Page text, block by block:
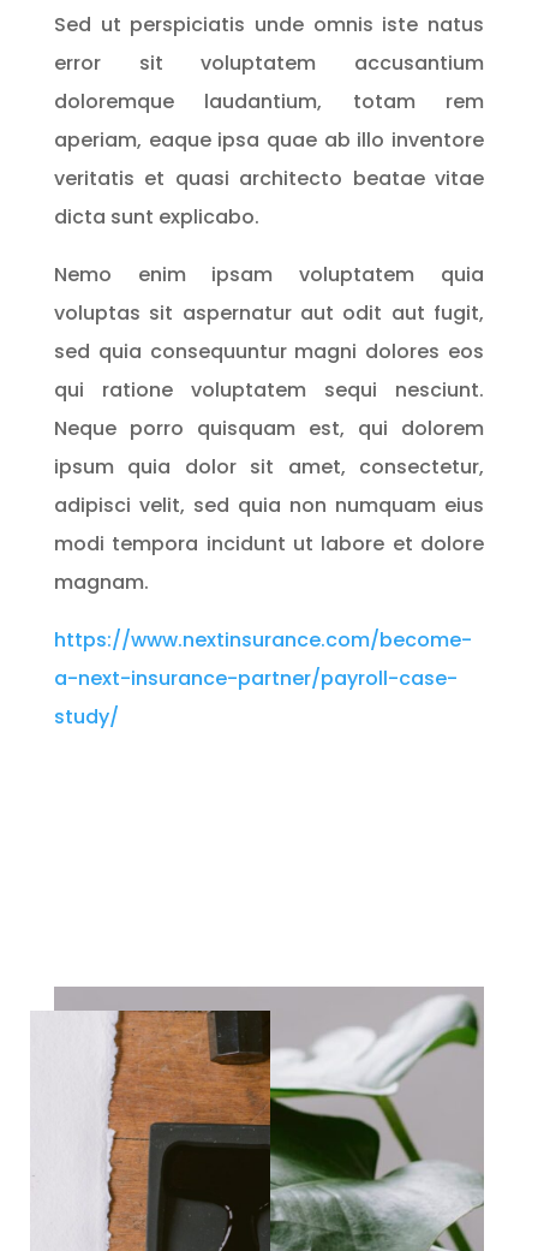
Sed ut perspiciatis unde omnis iste natus
error sit voluptatem accusantium
doloremque laudantium, totam rem
aperiam, eaque ipsa quae ab illo inventore
veritatis et quasi architecto beatae vitae
dicta sunt explicabo.
Nemo enim ipsam voluptatem quia
voluptas sit aspernatur aut odit aut fugit,
sed quia consequuntur magni dolores eos
qui ratione voluptatem sequi nesciunt.
Neque porro quisquam est, qui dolorem
ipsum quia dolor sit amet, consectetur,
adipisci velit, sed quia non numquam eius
modi tempora incidunt ut labore et dolore
magnam.
https://www.nextinsurance.com/become-
a-next-insurance-partner/payroll-case-
study/